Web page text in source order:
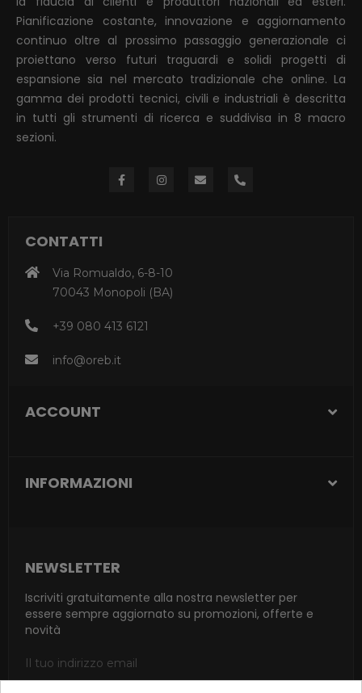
Pianificazione costante, innovazione e aggiornamento
continuo oltre al prossimo passaggio generazionale ci
proiettano verso futuri traguardi e solidi progetti di
espansione sia nel mercato tradizionale che online. La
gamma dei prodotti tecnici, civili e industriali è descritta
in tutti gli strumenti di ricerca e suddivisa in 8 macro
sezioni.
CONTATTI
Via Romualdo, 6-8-10
70043 Monopoli (BA)
+39 080 413 6121
info@oreb.it
ACCOUNT
INFORMAZIONI
NEWSLETTER
Iscriviti gratuitamente alla nostra newsletter per
essere sempre aggiornato su promozioni, offerte e
novità